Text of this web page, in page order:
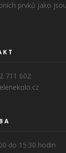
prvků jako
711 602
do 15:30 hodin